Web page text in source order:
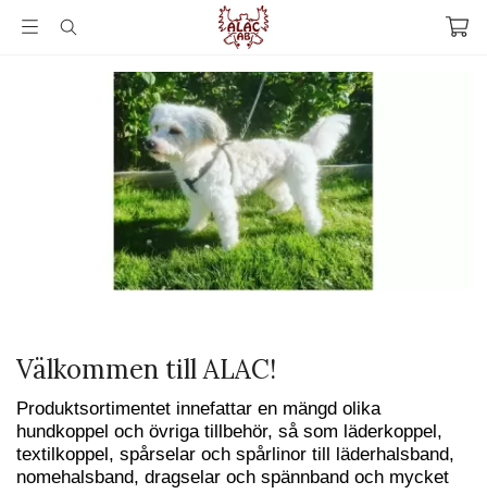
Välkommen till ALAC!
Produktsortimentet innefattar en mängd olika
hundkoppel och övriga tillbehör, så som läderkoppel,
textilkoppel, spårselar och spårlinor till läderhalsband,
nomehalsband, dragselar och spännband och mycket